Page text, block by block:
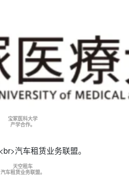
宝冢医科大学
产学合作。
天空租车
汽车租赁业务联盟。